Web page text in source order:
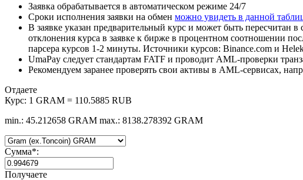
Заявка обрабатывается в автоматическом режиме 24/7
Сроки исполнения заявки на обмен можно увидеть в данной
В заявке указан предварительный курс и может быть пересчитан
отклонения курса в заявке к бирже в процентном соотношении
парсера курсов 1-2 минуты. Источники курсов: Binance.com и
UmaPay следует стандартам FATF и проводит AML-проверки
Рекомендуем заранее проверять свои активы в AML-сервисах,
Отдаете
Курс: 1 GRAM = 110.5885 RUB
min.: 45.212658 GRAM max.: 8138.278392 GRAM
Сумма*:
Получаете